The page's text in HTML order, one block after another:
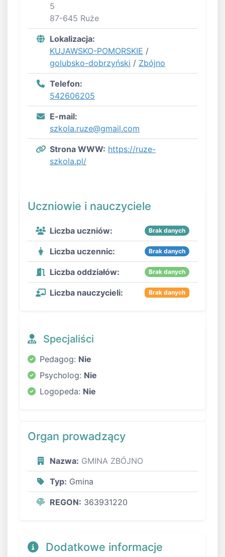
5
87-645 Ruże
Lokalizacja:
KUJAWSKO-POMORSKIE /
golubsko-dobrzyński / Zbójno
Telefon:
542606205
E-mail:
szkola.ruze@gmail.com
Strona WWW: https://ruze-
szkola.pl/
Uczniowie i nauczyciele
Liczba uczniów: Brak danych
Liczba uczennic: Brak danych
Liczba oddziałów: Brak danych
Liczba nauczycieli: Brak danych
Specjaliści
Pedagog: Nie
Psycholog: Nie
Logopeda: Nie
Organ prowadzący
Nazwa: GMINA ZBÓJNO
Typ: Gmina
REGON: 363931220
Dodatkowe informacje